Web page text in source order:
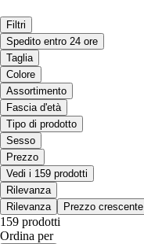
Filtri
Spedito entro 24 ore
Taglia
Colore
Assortimento
Fascia d'età
Tipo di prodotto
Sesso
Prezzo
Vedi i 159 prodotti
Rilevanza
Rilevanza
Prezzo crescente
159 prodotti
Ordina per